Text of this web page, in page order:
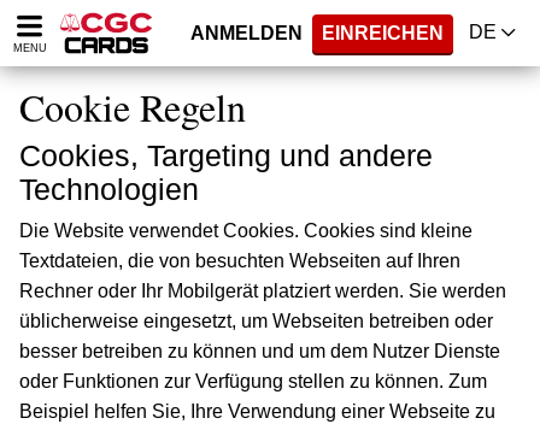
MENU
ANMELDEN EINREICHEN DE
Cookie Regeln
Cookies, Targeting und andere
Technologien
Die Website verwendet Cookies. Cookies sind kleine
Textdateien, die von besuchten Webseiten auf Ihren
Rechner oder Ihr Mobilgerät platziert werden. Sie werden
üblicherweise eingesetzt, um Webseiten betreiben oder
besser betreiben zu können und um dem Nutzer Dienste
oder Funktionen zur Verfügung stellen zu können. Zum
Beispiel helfen Sie, Ihre Verwendung einer Webseite zu